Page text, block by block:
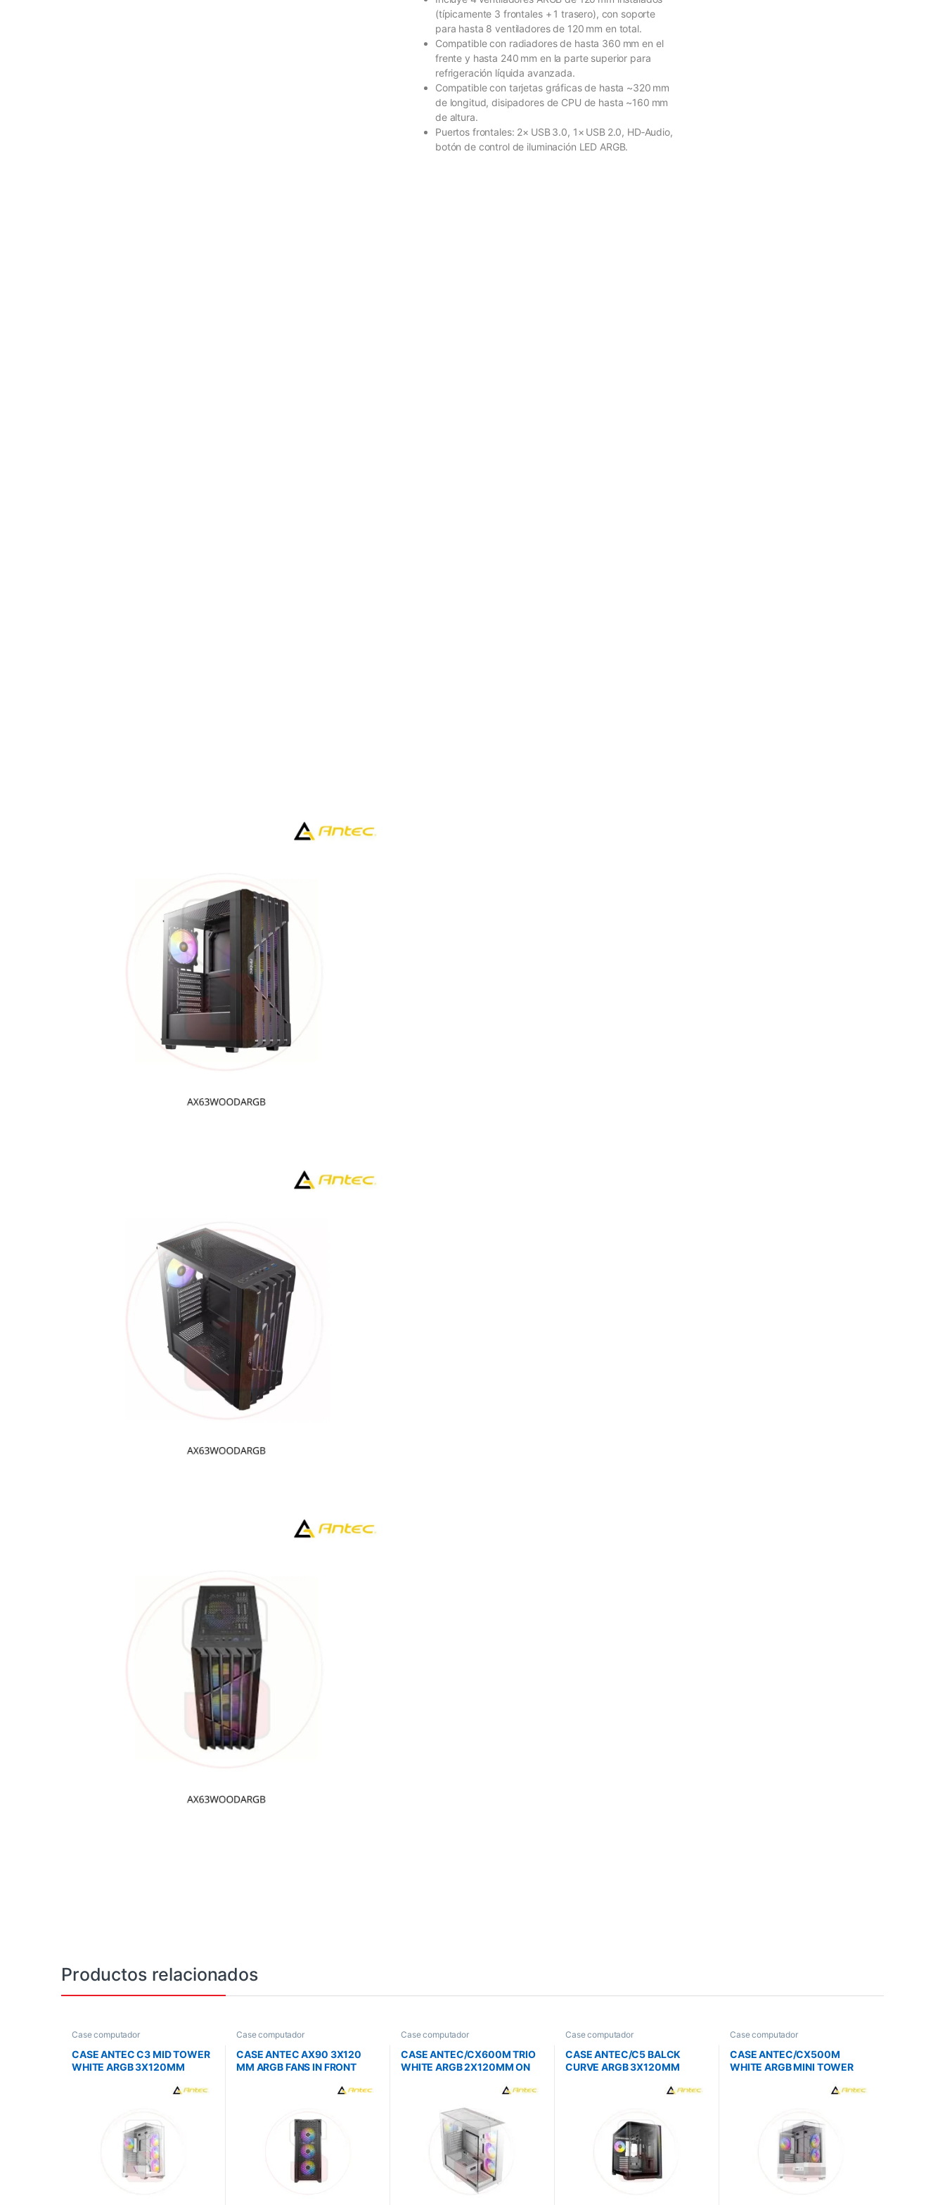
(típicamente 3 frontales + 1 trasero), con soporte
para hasta 8 ventiladores de 120 mm en total.
Compatible con radiadores de hasta 360 mm en el
frente y hasta 240 mm en la parte superior para
refrigeración líquida avanzada.
Compatible con tarjetas gráficas de hasta ~320 mm
de longitud, disipadores de CPU de hasta ~160 mm
de altura.
Puertos frontales: 2× USB 3.0, 1× USB 2.0, HD‑Audio,
botón de control de iluminación LED ARGB.
Productos relacionados
Case computador
CASE ANTEC C3 MID TOWER
WHITE ARGB 3X120MM
Case computador
CASE ANTEC AX90 3X120
MM ARGB FANS IN FRONT
Case computador
CASE ANTEC/CX600M TRIO
WHITE ARGB 2X120MM ON
Case computador
CASE ANTEC/C5 BALCK
CURVE ARGB 3X120MM
Case computador
CASE ANTEC/CX500M
WHITE ARGB MINI TOWER
REVERSE FANS 1X120MM